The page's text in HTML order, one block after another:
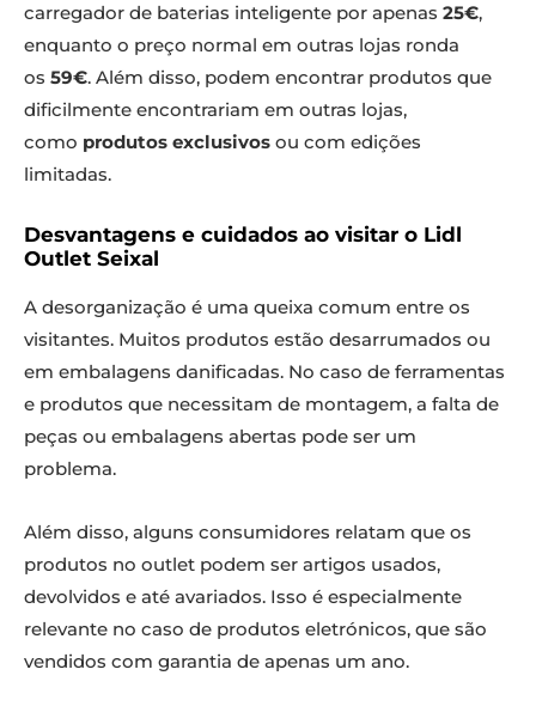
carregador de baterias inteligente por apenas 25€,
enquanto o preço normal em outras lojas ronda
os 59€. Além disso, podem encontrar produtos que
dificilmente encontrariam em outras lojas,
como produtos exclusivos ou com edições
limitadas.
Desvantagens e cuidados ao visitar o Lidl
Outlet Seixal
A desorganização é uma queixa comum entre os
visitantes. Muitos produtos estão desarrumados ou
em embalagens danificadas. No caso de ferramentas
e produtos que necessitam de montagem, a falta de
peças ou embalagens abertas pode ser um
problema.
Além disso, alguns consumidores relatam que os
produtos no outlet podem ser artigos usados,
devolvidos e até avariados. Isso é especialmente
relevante no caso de produtos eletrónicos, que são
vendidos com garantia de apenas um ano.